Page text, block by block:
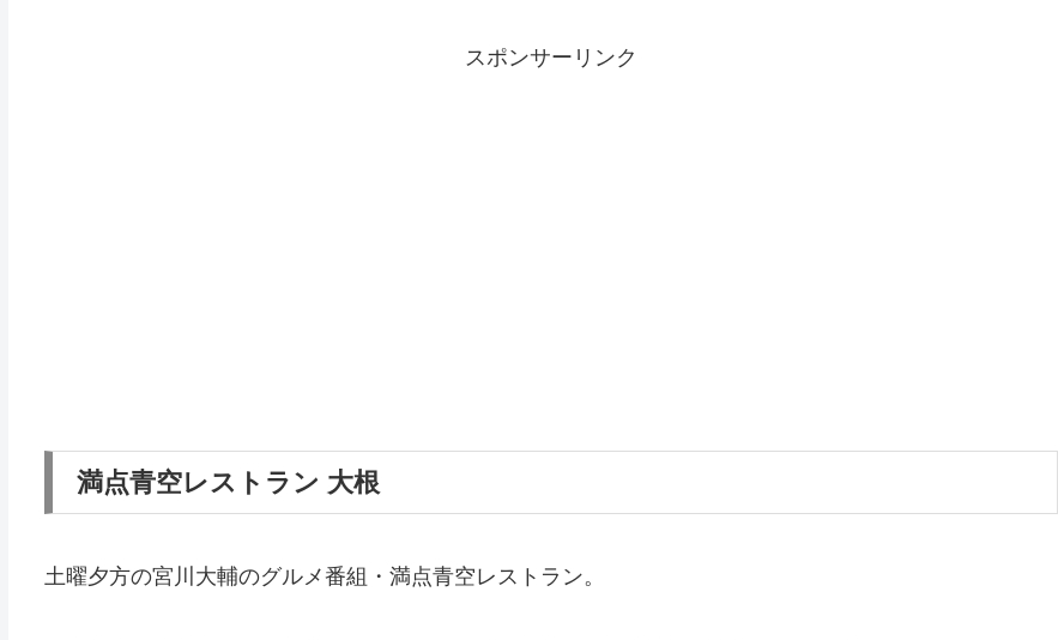
スポンサーリンク
満点青空レストラン 大根
土曜夕方の宮川大輔のグルメ番組・満点青空レストラン。